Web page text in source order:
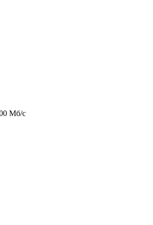
Мб/c